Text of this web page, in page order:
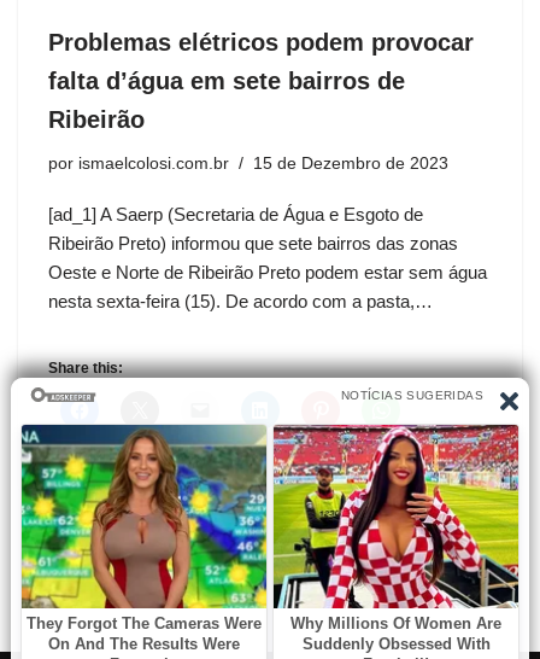
Problemas elétricos podem provocar
falta d’água em sete bairros de
Ribeirão
por ismaelcolosi.com.br 15 de Dezembro de 2023
[ad_1] A Saerp (Secretaria de Água e Esgoto de
Ribeirão Preto) informou que sete bairros das zonas
Oeste e Norte de Ribeirão Preto podem estar sem água
nesta sexta-feira (15). De acordo com a pasta,…
Share this: